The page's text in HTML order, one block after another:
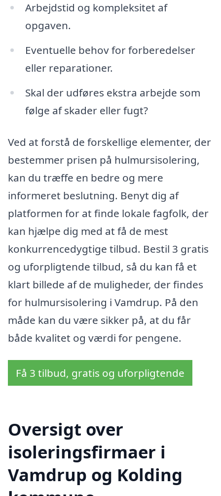
Arbejdstid og kompleksitet af
opgaven.
Eventuelle behov for forberedelser
eller reparationer.
Skal der udføres ekstra arbejde som
følge af skader eller fugt?
Ved at forstå de forskellige elementer, der
bestemmer prisen på hulmursisolering,
kan du træffe en bedre og mere
informeret beslutning. Benyt dig af
platformen for at finde lokale fagfolk, der
kan hjælpe dig med at få de mest
konkurrencedygtige tilbud. Bestil 3 gratis
og uforpligtende tilbud, så du kan få et
klart billede af de muligheder, der findes
for hulmursisolering i Vamdrup. På den
måde kan du være sikker på, at du får
både kvalitet og værdi for pengene.
Få 3 tilbud, gratis og uforpligtende
Oversigt over
isoleringsfirmaer i
Vamdrup og Kolding